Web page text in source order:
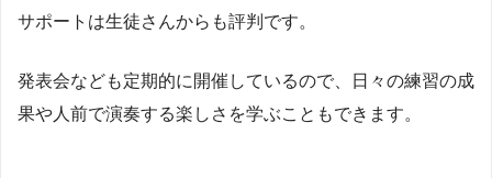
サポートは生徒さんからも評判です。
発表会なども定期的に開催しているので、日々の練習の成
果や人前で演奏する楽しさを学ぶこともできます。